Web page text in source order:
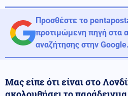
Προσθέστε το
προτιμώμενη πηγή στα
αναζήτησης στην Google.
Μας είπε ότι είναι στο